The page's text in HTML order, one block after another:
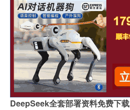
DeepSeek全套部署资料免费下载